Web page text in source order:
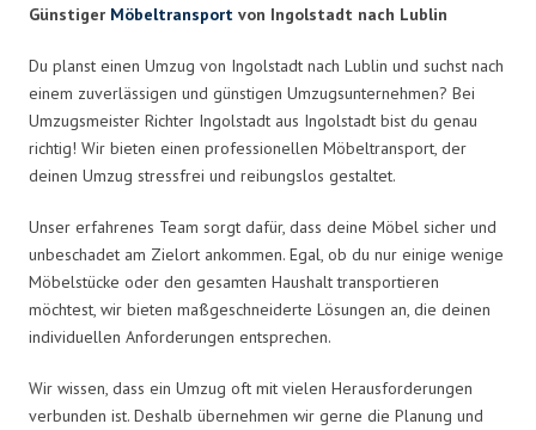
Günstiger Möbeltransport von Ingolstadt nach Lublin
Du planst einen Umzug von Ingolstadt nach Lublin und suchst nach
einem zuverlässigen und günstigen Umzugsunternehmen? Bei
Umzugsmeister Richter Ingolstadt aus Ingolstadt bist du genau
richtig! Wir bieten einen professionellen Möbeltransport, der
deinen Umzug stressfrei und reibungslos gestaltet.
Unser erfahrenes Team sorgt dafür, dass deine Möbel sicher und
unbeschadet am Zielort ankommen. Egal, ob du nur einige wenige
Möbelstücke oder den gesamten Haushalt transportieren
möchtest, wir bieten maßgeschneiderte Lösungen an, die deinen
individuellen Anforderungen entsprechen.
Wir wissen, dass ein Umzug oft mit vielen Herausforderungen
verbunden ist. Deshalb übernehmen wir gerne die Planung und